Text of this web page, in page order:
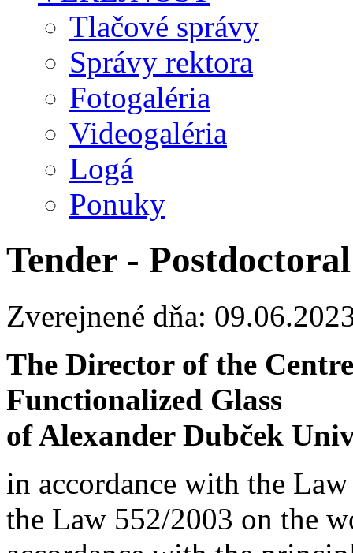
Tlačové správy
Správy rektora
Fotogaléria
Videogaléria
Logá
Ponuky
Tender -
Zverejnené dňa:
The Director of the
Functionalized Glass
of Alexander Dubček
in accordance with the
the Law 552/2003 on the